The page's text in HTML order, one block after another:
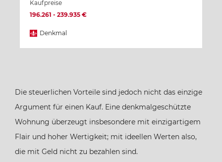
Kaufpreise
196.261 - 239.935 €
Denkmal
Die steuerlichen Vorteile sind jedoch nicht das einzige
Argument für einen Kauf. Eine denkmalgeschützte
Wohnung überzeugt insbesondere mit einzigartigem
Flair und hoher Wertigkeit; mit ideellen Werten also,
die mit Geld nicht zu bezahlen sind.